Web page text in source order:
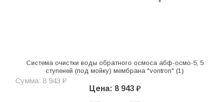
Система очистки воды обратного осмоса абф-осмо-5, 5
ступеней (под мойку) мембрана "vontron" (1)
Сумма: 8 943 ₽
Цена: 8 943 ₽